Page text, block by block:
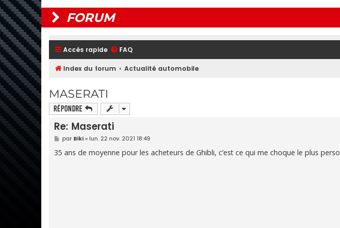
FORUM
Accès rapide FAQ
Index du forum Actualité automobile
MASERATI
Répondre
Re: Maserati
M
e
s
s
par Biki» lun. 22 nov. 2021 18:49
35 ans de moyenne pour les acheteurs de Ghibli, c’est ce qui me choque le plus perso